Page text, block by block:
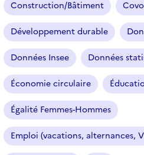
t
r
e
s
é
l
e
c
t
i
Construction/Bâtiment
Développement durable
Données Insee Données
Économie circulaire
Égalité Femmes-Hommes
Emploi (vacations, alternances,